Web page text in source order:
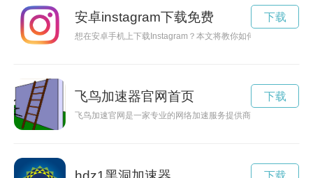
安卓instagram下载免费
想在安卓手机上下载Instagram？本文将教你如何轻松在安卓手
下载
飞鸟加速器官网首页
飞鸟加速官网是一家专业的网络加速服务提供商，致力于为用
下载
下载